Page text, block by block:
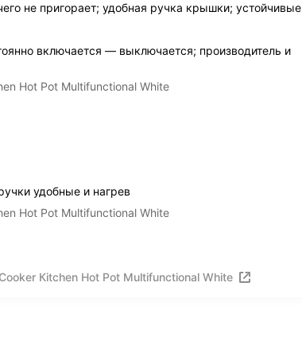
не пригорает; удобная ручка крышки; устойчивые
включается — выключается; производитель и
Hot Pot Multifunctional White
удобные и нагрев
Hot Pot Multifunctional White
Кitchen Hot Pot Multifunctional White